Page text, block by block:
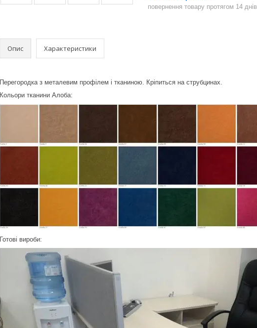
повернення товару протягом 14 днів
Опис Характеристики
Перегородка з металевим профілем і тканиною. Кріпиться на струбцинах.
Кольори тканини Алоба:
Готові вироби: